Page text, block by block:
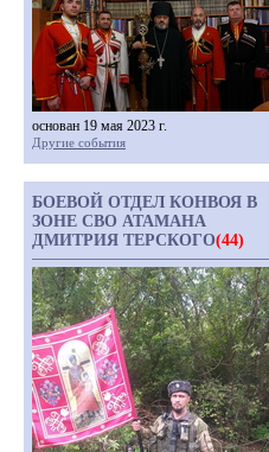
основан 19 мая 2023 г.
Другие события
БОЕВОЙ ОТДЕЛ КОНВОЯ В
ЗОНЕ СВО АТАМАНА
ДМИТРИЯ ТЕРСКОГО(44)